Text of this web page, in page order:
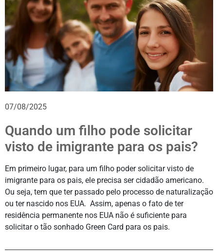
07/08/2025
Quando um filho pode solicitar
visto de imigrante para os pais?
Em primeiro lugar, para um filho poder solicitar visto de
imigrante para os pais, ele precisa ser cidadão americano.
Ou seja, tem que ter passado pelo processo de naturalização
ou ter nascido nos EUA. Assim, apenas o fato de ter
residência permanente nos EUA não é suficiente para
solicitar o tão sonhado Green Card para os pais.